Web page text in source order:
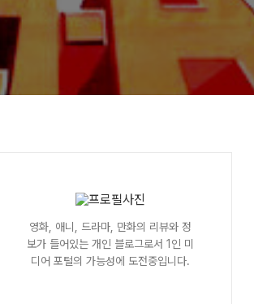
영화, 애니, 드라마, 만화의 리뷰와 정
보가 들어있는 개인 블로그로서 1인 미
디어 포털의 가능성에 도전중입니다.